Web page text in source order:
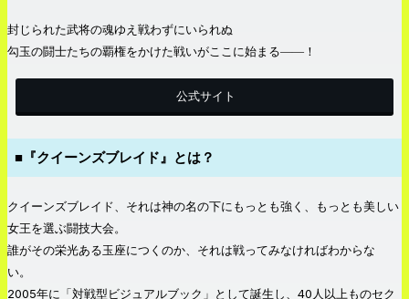
封じられた武将の魂ゆえ戦わずにいられぬ
勾玉の闘士たちの覇権をかけた戦いがここに始まる――！
公式サイト
■『クイーンズブレイド』とは？
クイーンズブレイド、それは神の名の下にもっとも強く、もっとも美しい
女王を選ぶ闘技大会。
誰がその栄光ある玉座につくのか、それは戦ってみなければわからな
い。
2005年に「対戦型ビジュアルブック」として誕生し、40人以上ものセク